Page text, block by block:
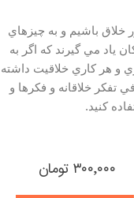
خلاق باشيم و به چيزهاي
ياد مي گيرند كه اگر به
و هر كاري خلاقيت داشته
تفكر خلاقانه و فكرها و
كنيد.
۳۰۰٬۰۰۰ تومان